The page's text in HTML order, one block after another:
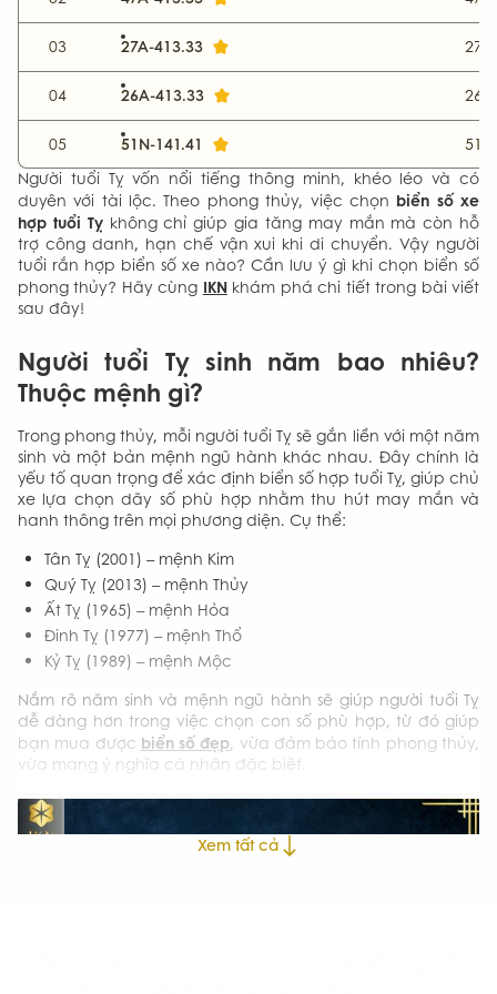
03 27A-413.33 27-
04 26A-413.33 26-
05 51N-141.41
51-
Người tuổi Tỵ vốn nổi tiếng thông minh, khéo léo và có
duyên với tài lộc. Theo phong thủy, việc chọn biển số xe
hợp tuổi Tỵkhông chỉ giúp gia tăng may mắn mà còn hỗ
trợ công danh, hạn chế vận xui khi di chuyển. Vậy người
tuổi rắn hợp biển số xe nào? Cần lưu ý gì khi chọn biển số
phong thủy? Hãy cùng IKNkhám phá chi tiết trong bài viết
sau đây!
Người tuổi Tỵ sinh năm bao nhiêu?
Thuộc mệnh gì?
Trong phong thủy, mỗi người tuổi Tỵ sẽ gắn liền với một năm
sinh và một bản mệnh ngũ hành khác nhau. Đây chính là
yếu tố quan trọng để xác định biển số hợp tuổi Tỵ, giúp chủ
xe lựa chọn dãy số phù hợp nhằm thu hút may mắn và
hanh thông trên mọi phương diện. Cụ thể:
Tân Tỵ (2001) – mệnh Kim
Quý Tỵ (2013) – mệnh Thủy
Ất Tỵ (1965) – mệnh Hỏa
Đinh Tỵ (1977) – mệnh Thổ
Kỷ Tỵ (1989) – mệnh Mộc
Nắm rõ năm sinh và mệnh ngũ hành sẽ giúp người tuổi Tỵ
dễ dàng hơn trong việc chọn con số phù hợp, từ đó giúp
bạn mua được biển số đẹp, vừa đảm bảo tính phong thủy,
vừa mang ý nghĩa cá nhân đặc biệt.
Xem tất cả